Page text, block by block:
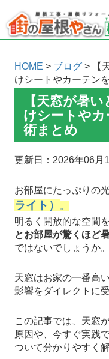
HOME > ブログ> 【
けシートやカーテン
【天窓が暑
けシートや
術まとめ
更新日：2026年06月
お部屋にたっぷりの
ライト）
。
明るく開放的な空間
とお部屋が驚くほど
ではないでしょうか。
天窓はお家の一番高
影響をダイレクトに
この記事では、天窓
原因や、今すぐ実践
ついて分かりやすく